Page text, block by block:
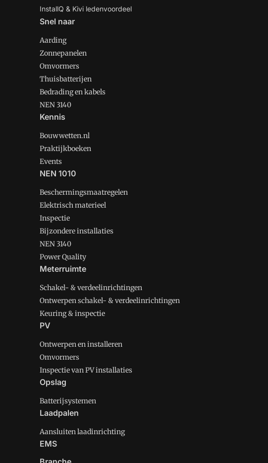
InstallQ & Kivi ledenvoordeel
Snel naar
Aarding
Zonnepanelen
Omvormers
Thuisbatterijen
Bedrading en kabels
NEN 3140
Kennis
Bouwwetten.nl
Praktijkboeken
Events
NEN 1010
Beschermingsmaatregelen
Elektrisch materieel
Inspectie
Bijzondere installaties
NEN 3140
Power Quality
Meterruimte
Schakel- & verdeelinrichtingen
Ontwerpen schakel- & verdeelinrichtingen
Keuring & inspectie
PV
Ontwerpen en installeren
Omvormers
Inspectie van PV installaties
Opslag
Batterijsystemen
Laadpalen
Aansluiten laadinrichting
EMS